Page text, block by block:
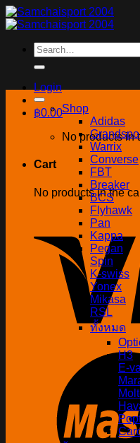
Skip
to
Search
for:
Login
฿0.00
No products in
Cart
No products in the
Shop
Adidas
Warrix
Converse
FBT
Breaker
BCS
Flyhawk
Pan
Kappa
Pegan
Spin
K-swiss
Yonex
Mikasa
RSL
ทั้งหมด
H3
E-